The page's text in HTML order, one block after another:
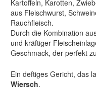
Kartoffeln, Karotten,
aus Fleischwurst,
Rauchfleisch.
Durch die Kombination
und kräftiger
Geschmack, der perfekt
Ein deftiges Gericht, das
Wiersch.